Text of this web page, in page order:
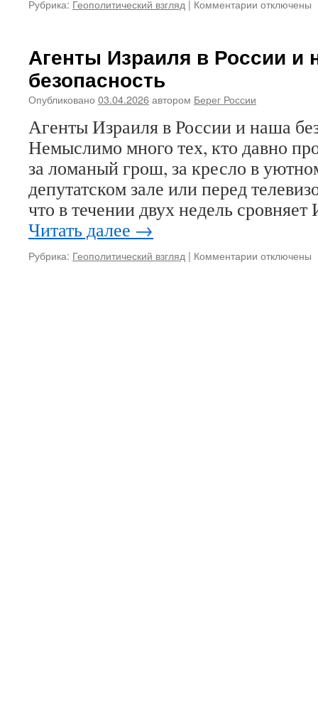
Рубрика: Геополитический взгляд | Комментарии к
Богу
отключены
Агенты Израиля в России и
безопасность
Опубликовано 03.04.2026автором Берег России
Агенты Израиля в России и наша
Немыслимо много тех, кто давно
за ломаный грош, за кресло в
депутатском зале или перед
что в течении двух недель
Читать далее →
Рубрика: Геополитический взгляд | Комментарии котключены